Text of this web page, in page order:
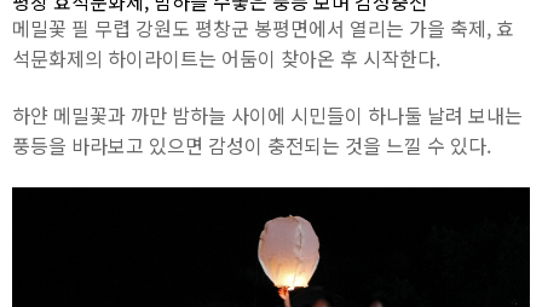
메밀꽃 필 무렵 강원도 평창군 봉평면에서 열리는 가을 축제, 효
석문화제의 하이라이트는 어둠이 찾아온 후 시작한다.
하얀 메밀꽃과 까만 밤하늘 사이에 시민들이 하나둘 날려 보내는
풍등을 바라보고 있으면 감성이 충전되는 것을 느낄 수 있다.